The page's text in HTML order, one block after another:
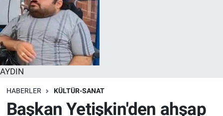
AYDIN
HABERLER KÜLTÜR-SANAT
Başkan Yetişkin'den ahşap